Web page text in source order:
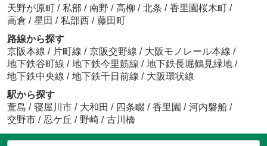
天野が原町 / 私部 / 南野 / 高柳 / 北条 / 香里園桜木町 /
高倉 / 星田 / 私部西 / 藤田町
路線から探す
京阪本線 / 片町線 / 京阪交野線 / 大阪モノレール本線 /
地下鉄谷町線 / 地下鉄今里筋線 / 地下鉄長堀鶴見緑地 /
地下鉄中央線 / 地下鉄千日前線 / 大阪環状線
駅から探す
萱島 / 寝屋川市 / 大和田 / 四条畷 / 香里園 / 河内磐船 /
交野市 / 忍ケ丘 / 野崎 / 古川橋